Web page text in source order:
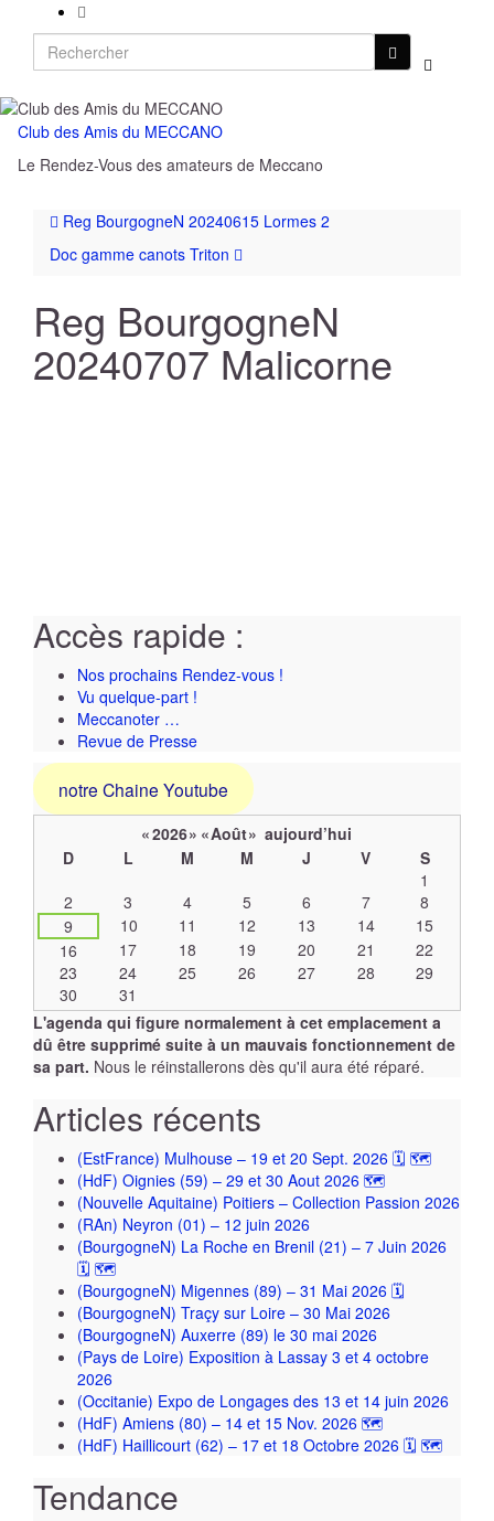
Toggle
Search
for:
Club des Amis du MECCANO
Le Rendez-Vous des amateurs de Meccano
Reg BourgogneN 20240615 Lormes 2
Doc gamme canots Triton
Reg BourgogneN
20240707 Malicorne
Accès rapide :
Nos prochains Rendez-vous !
Vu quelque-part !
Meccanoter …
Revue de Presse
notre Chaine Youtube
calendrier
d’évènements
«2026» «Août» aujourd’hui
D
L M M J V
S
1
2
3 4 5 6 7
8
9
10 11 12 13 14
15
16
17 18 19 20 21
22
23
24 25 26 27 28
29
30
31
L'agenda qui figure normalement à cet emplacement a
dû être supprimé suite à un mauvais fonctionnement de
sa part. Nous le réinstallerons dès qu'il aura été réparé.
Articles récents
(EstFrance) Mulhouse – 19 et 20 Sept. 2026 🗓 🗺
(HdF) Oignies (59) – 29 et 30 Aout 2026 🗺
(Nouvelle Aquitaine) Poitiers – Collection Passion 2026
(RAn) Neyron (01) – 12 juin 2026
(BourgogneN) La Roche en Brenil (21) – 7 Juin 2026
🗓 🗺
(BourgogneN) Migennes (89) – 31 Mai 2026 🗓
(BourgogneN) Traçy sur Loire – 30 Mai 2026
(BourgogneN) Auxerre (89) le 30 mai 2026
(Pays de Loire) Exposition à Lassay 3 et 4 octobre
2026
(Occitanie) Expo de Longages des 13 et 14 juin 2026
(HdF) Amiens (80) – 14 et 15 Nov. 2026 🗺
(HdF) Haillicourt (62) – 17 et 18 Octobre 2026 🗓 🗺
Tendance